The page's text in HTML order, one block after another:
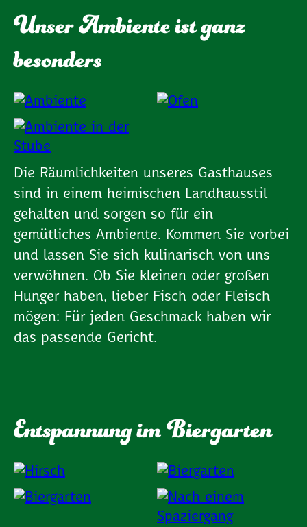
Unser Ambiente ist ganz
besonders
Die Räumlichkeiten unseres Gasthauses
sind in einem heimischen Landhausstil
gehalten und sorgen so für ein
gemütliches Ambiente. Kommen Sie vorbei
und lassen Sie sich kulinarisch von uns
verwöhnen. Ob Sie kleinen oder großen
Hunger haben, lieber Fisch oder Fleisch
mögen: Für jeden Geschmack haben wir
das passende Gericht.
Entspannung im Biergarten